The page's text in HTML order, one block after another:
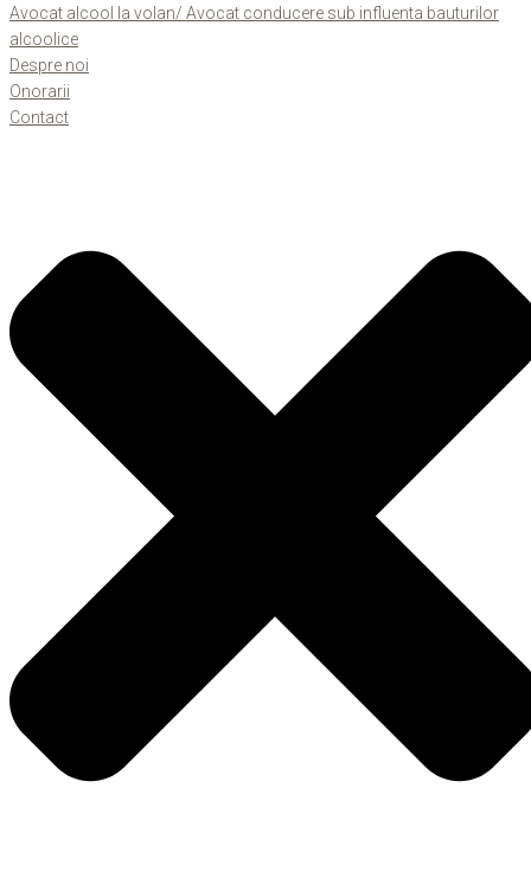
Avocat alcool la volan/ Avocat conducere sub influenta bauturilor
alcoolice
Despre noi
Onorarii
Contact